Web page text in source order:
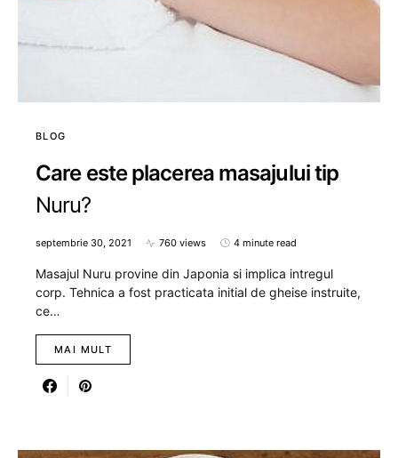
BLOG
Care este placerea masajului tip
Nuru?
septembrie 30, 2021 760 views 4 minute read
Masajul Nuru provine din Japonia si implica intregul
corp. Tehnica a fost practicata initial de gheise instruite,
ce…
MAI MULT